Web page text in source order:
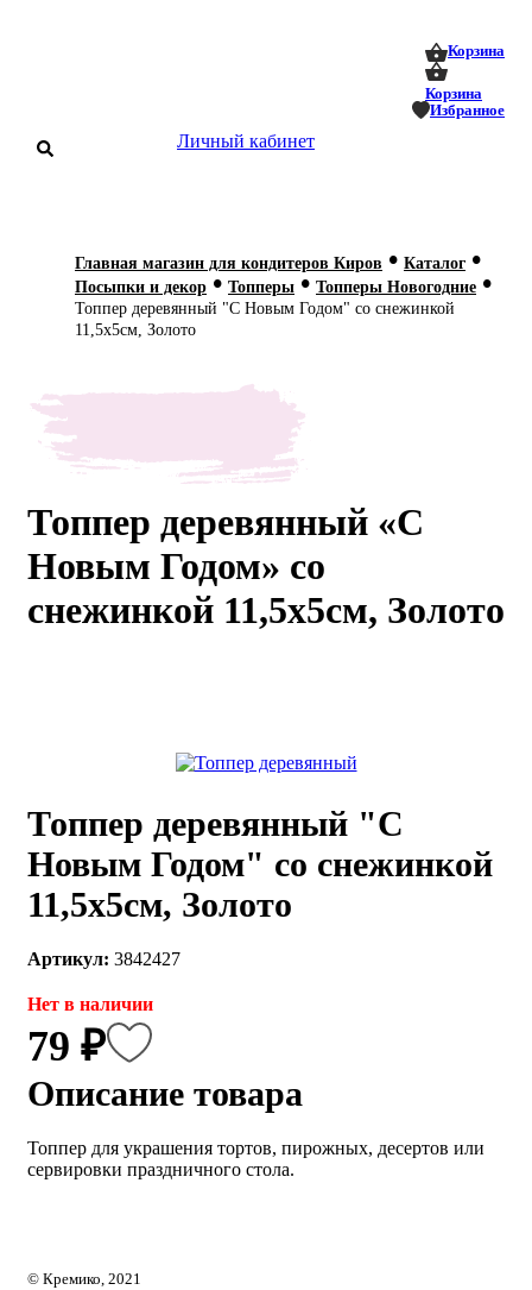
Корзина
Корзина
Избранное
Личный кабинет
О нас
Мастер-
Главная магазин для кондитеров Киров • Каталог •
Посыпки и декор • Топперы • Топперы Новогодние •
Топпер деревянный "С Новым Годом" со снежинкой
11,5х5см, Золото
Топпер деревянный «С
Новым Годом» со
снежинкой 11,5х5см, Золото
Топпер деревянный "С
Новым Годом" со снежинкой
11,5х5см, Золото
Артикул: 3842427
Нет в наличии
79 ₽
Описание товара
Топпер для украшения тортов, пирожных, десертов или
сервировки праздничного стола.
© Кремико, 2021